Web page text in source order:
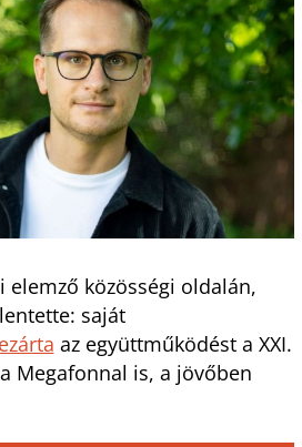
elemző közösségi oldalán,
saját
az együttműködést a XXI.
Megafonnal is, a jövőben